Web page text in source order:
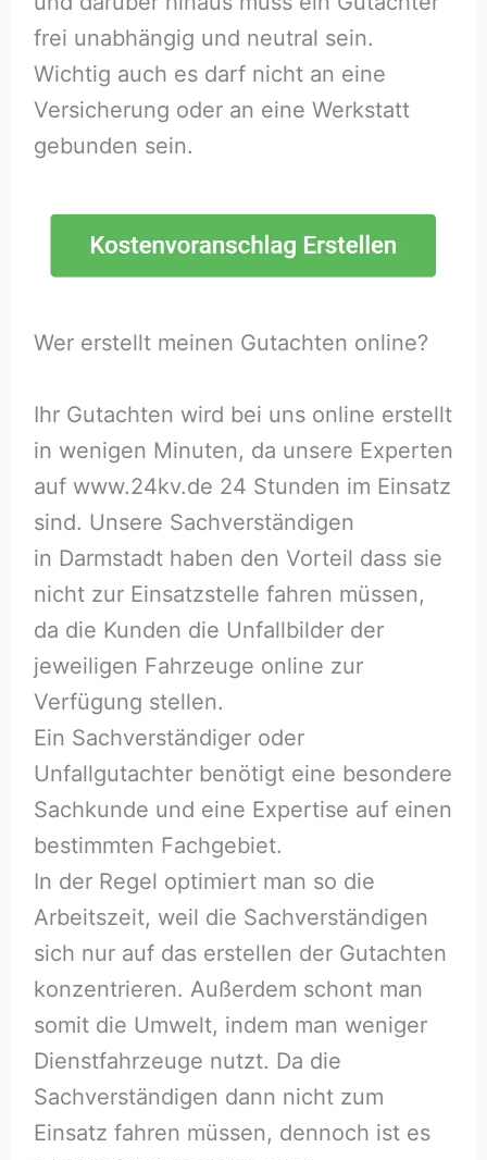
frei unabhängig und neutral sein.
Wichtig auch es darf nicht an eine
Versicherung oder an eine Werkstatt
gebunden sein.
Wer erstellt meinen Gutachten online?
Ihr Gutachten wird bei uns online erstellt
in wenigen Minuten, da unsere Experten
auf www.24kv.de 24 Stunden im Einsatz
sind. Unsere Sachverständigen
in Darmstadt haben den Vorteil dass sie
nicht zur Einsatzstelle fahren müssen,
da die Kunden die Unfallbilder der
jeweiligen Fahrzeuge online zur
Verfügung stellen.
Ein Sachverständiger oder
Unfallgutachter benötigt eine besondere
Sachkunde und eine Expertise auf einen
bestimmten Fachgebiet.
In der Regel optimiert man so die
Arbeitszeit, weil die Sachverständigen
sich nur auf das erstellen der Gutachten
konzentrieren. Außerdem schont man
somit die Umwelt, indem man weniger
Dienstfahrzeuge nutzt. Da die
Sachverständigen dann nicht zum
Einsatz fahren müssen, dennoch ist es